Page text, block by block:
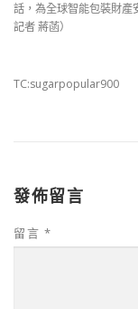
話，為全球智能包裝財產
記者 蔣菡）
TC:sugarpopular900
發佈留言
留言 *